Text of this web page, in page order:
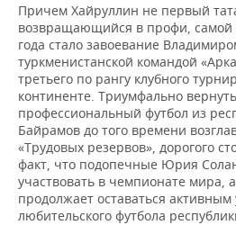
Причем Хайруллин не первый
возвращающийся в профи, самой
года стало завоевание
туркменистанской командой
третьего по рангу клубного
континенте. Триумфально
профессиональный футбол из
Байрамов до того времени
«Трудовых резервов», дорогого
факт, что подопечные Юрия
участвовать в чемпионате мира,
продолжает оставаться активным
любительского футбола